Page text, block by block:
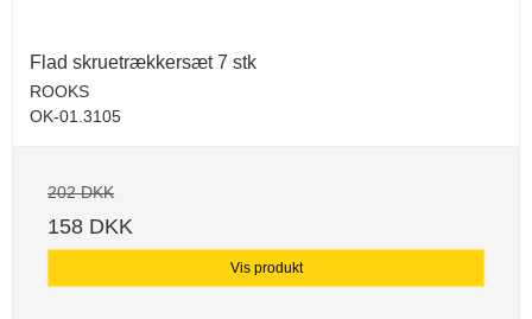
Flad skruetrækkersæt 7 stk
ROOKS
OK-01.3105
202 DKK
158 DKK
Vis produkt